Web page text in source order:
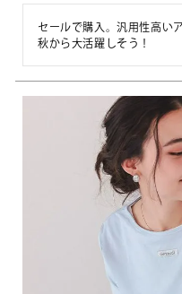
セールで購入。汎用性高い
秋から大活躍しそう！